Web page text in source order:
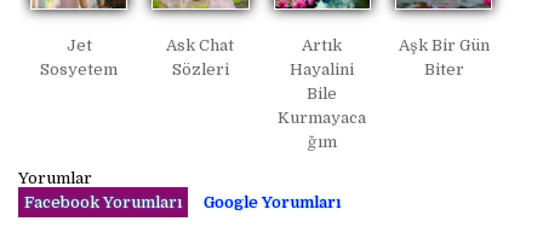
Jet
Sosyetem
Ask Chat
Sözleri
Artık
Hayalini
Bile
Kurmayaca
ğım
Aşk Bir Gün
Biter
Yorumlar
Facebook Yorumları
Google Yorumları